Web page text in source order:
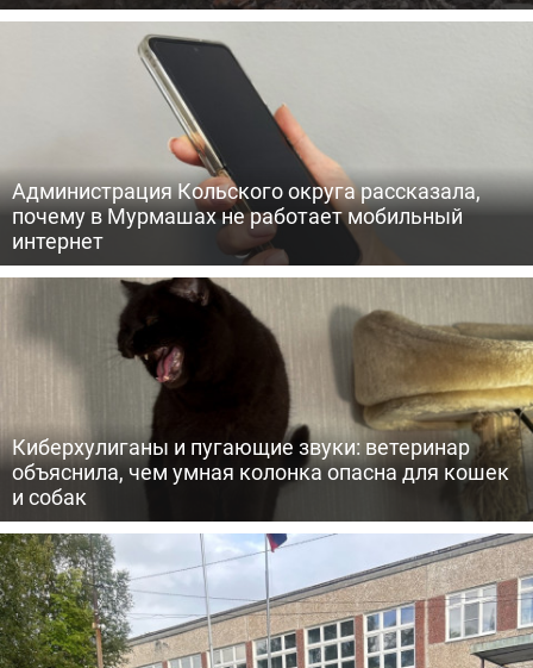
Администрация Кольского округа рассказала,
почему в Мурмашах не работает мобильный
интернет
Киберхулиганы и пугающие звуки: ветеринар
объяснила, чем умная колонка опасна для кошек
и собак